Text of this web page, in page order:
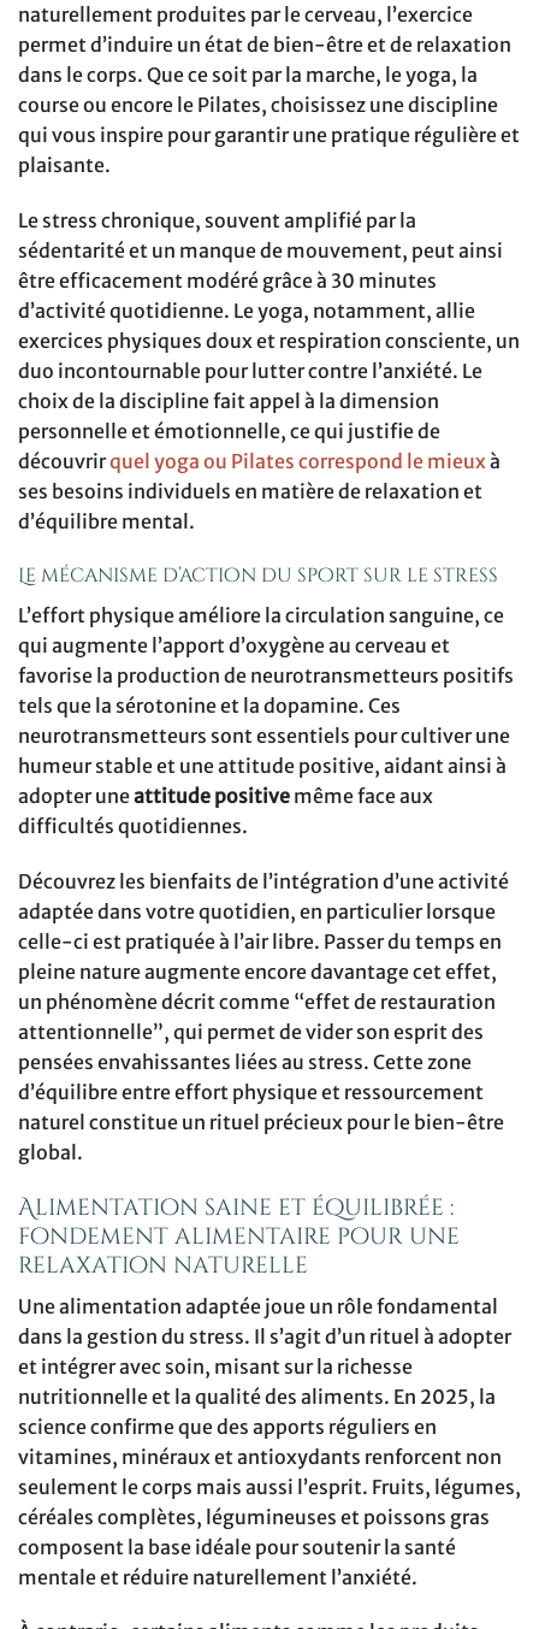
naturellement produites par le cerveau, l’exercice
permet d’induire un état de bien-être et de relaxation
dans le corps. Que ce soit par la marche, le yoga, la
course ou encore le Pilates, choisissez une discipline
qui vous inspire pour garantir une pratique régulière et
plaisante.
Le stress chronique, souvent amplifié par la
sédentarité et un manque de mouvement, peut ainsi
être efficacement modéré grâce à 30 minutes
d’activité quotidienne. Le yoga, notamment, allie
exercices physiques doux et respiration consciente, un
duo incontournable pour lutter contre l’anxiété. Le
choix de la discipline fait appel à la dimension
personnelle et émotionnelle, ce qui justifie de
découvrirquel yoga ou Pilates correspond le mieuxà
ses besoins individuels en matière de relaxation et
d’équilibre mental.
Le mécanisme d’action du sport sur le stress
L’effort physique améliore la circulation sanguine, ce
qui augmente l’apport d’oxygène au cerveau et
favorise la production de neurotransmetteurs positifs
tels que la sérotonine et la dopamine. Ces
neurotransmetteurs sont essentiels pour cultiver une
humeur stable et une attitude positive, aidant ainsi à
adopter uneattitude positive même face aux
difficultés quotidiennes.
Découvrez les bienfaits de l’intégration d’une activité
adaptée dans votre quotidien, en particulier lorsque
celle-ci est pratiquée à l’air libre. Passer du temps en
pleine nature augmente encore davantage cet effet,
un phénomène décrit comme “effet de restauration
attentionnelle”, qui permet de vider son esprit des
pensées envahissantes liées au stress. Cette zone
d’équilibre entre effort physique et ressourcement
naturel constitue un rituel précieux pour le bien-être
global.
Alimentation saine et équilibrée :
fondement alimentaire pour une
relaxation naturelle
Une alimentation adaptée joue un rôle fondamental
dans la gestion du stress. Il s’agit d’un rituel à adopter
et intégrer avec soin, misant sur la richesse
nutritionnelle et la qualité des aliments. En 2025, la
science confirme que des apports réguliers en
vitamines, minéraux et antioxydants renforcent non
seulement le corps mais aussi l’esprit. Fruits, légumes,
céréales complètes, légumineuses et poissons gras
composent la base idéale pour soutenir la santé
mentale et réduire naturellement l’anxiété.